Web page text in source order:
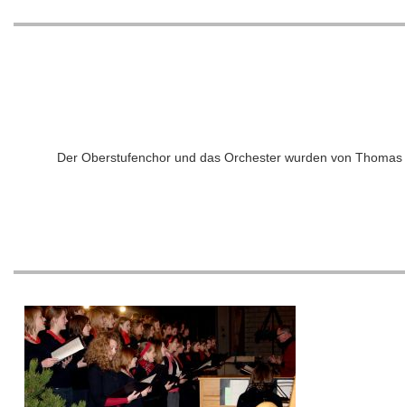
Der Oberstufenchor und das Orchester wurden von